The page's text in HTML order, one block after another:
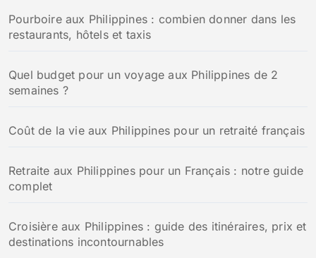
e
r
Pourboire aux Philippines : combien donner dans les
restaurants, hôtels et taxis
Quel budget pour un voyage aux Philippines de 2
semaines ?
Coût de la vie aux Philippines pour un retraité français
Retraite aux Philippines pour un Français : notre guide
complet
Croisière aux Philippines : guide des itinéraires, prix et
destinations incontournables